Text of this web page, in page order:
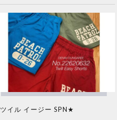
イル イージー SPN★